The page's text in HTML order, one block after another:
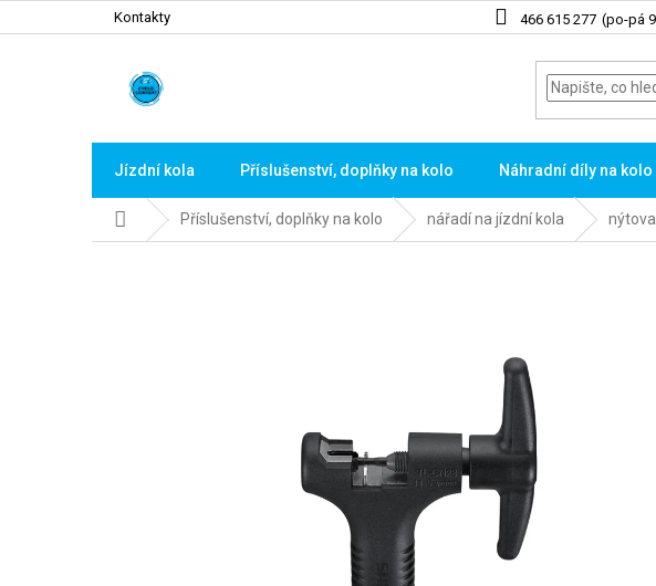
na
466 615 277
Kontakty
Jízdní kola Příslušenství, doplňky na kolo Náhradní díly na kolo
Domů Příslušenství, doplňky na kolo nářadí na jízdní kola